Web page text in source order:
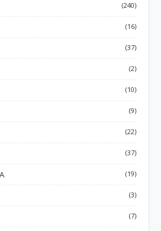
(240)
(16)
(37)
(2)
(10)
(9)
(22)
(37)
(19)
(3)
(7)